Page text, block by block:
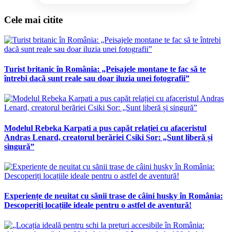
Cele mai citite
Turist britanic în România: „Peisajele montane te fac să te
întrebi dacă sunt reale sau doar iluzia unei fotografii”
Modelul Rebeka Karpati a pus capăt relației cu afaceristul
Andras Lenard, creatorul berăriei Csiki Sor: „Sunt liberă și
singură”
Experiențe de neuitat cu sănii trase de câini husky în România:
Descoperiți locațiile ideale pentru o astfel de aventură!